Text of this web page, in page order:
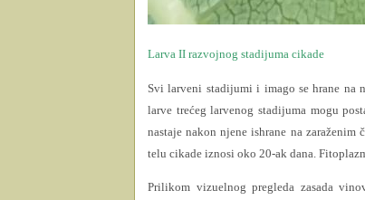
Larva II razvojnog stadijuma cikade
Svi larveni stadijumi i imago se hrane na
larve trećeg larvenog stadijuma mogu
nastaje nakon njene ishrane na
telu cikade iznosi oko 20-ak dana.
Prilikom vizuelnog pregleda zasada